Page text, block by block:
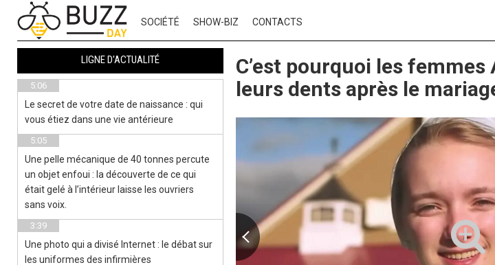
SOCIÉTÉ SHOW-BIZ CONTACTS
C’est pourquoi les
leurs dents après le
LIGNE D'ACTUALITÉ
5:06
Le secret de votre date de naissance : qui
vous étiez dans une vie antérieure
5:05
Une pelle mécanique de 40 tonnes percute
un objet enfoui : la découverte de ce qui
était gelé à l’intérieur laisse les ouvriers
sans voix.
3:39
Une photo qui a divisé Internet : le débat sur
les uniformes des infirmières